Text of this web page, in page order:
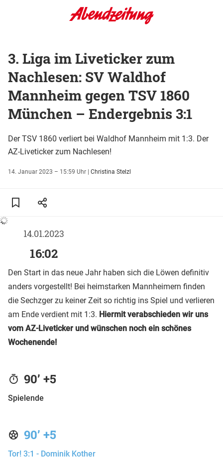
3. Liga im Liveticker zum
Nachlesen: SV Waldhof
Mannheim gegen TSV 1860
München – Endergebnis 3:1
Der TSV 1860 verliert bei Waldhof Mannheim mit 1:3. Der
AZ-Liveticker zum Nachlesen!
14. Januar 2023 – 15:59 Uhr | Christina Stelzl
14.01.2023
16:02
Den Start in das neue Jahr haben sich die Löwen definitiv
anders vorgestellt! Bei heimstarken Mannheimern finden
die Sechzger zu keiner Zeit so richtig ins Spiel und verlieren
am Ende verdient mit 1:3. Hiermit verabschieden wir uns
vom AZ-Liveticker und wünschen noch ein schönes
Wochenende!
90’ +5
Spielende
90’ +5
Tor! 3:1 - Dominik Kother